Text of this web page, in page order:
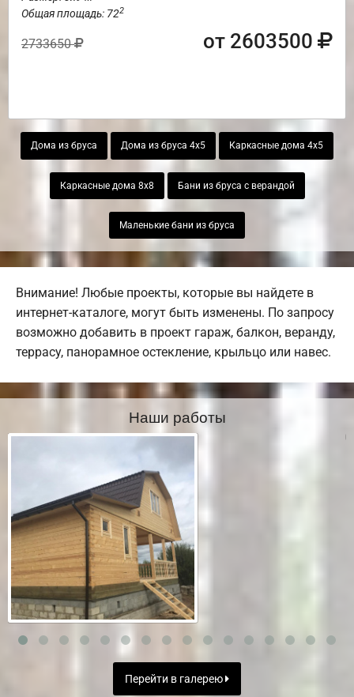
Общая площадь: 722
2733650 от 2603500
Дома из бруса Дома из бруса 4х5 Каркасные дома 4х5
Каркасные дома 8х8 Бани из бруса с верандой
Маленькие бани из бруса
Внимание! Любые проекты, которые вы найдете в
интернет-каталоге, могут быть изменены. По запросу
возможно добавить в проект гараж, балкон, веранду,
террасу, панорамное остекление, крыльцо или навес.
Наши работы
Перейти в галерею